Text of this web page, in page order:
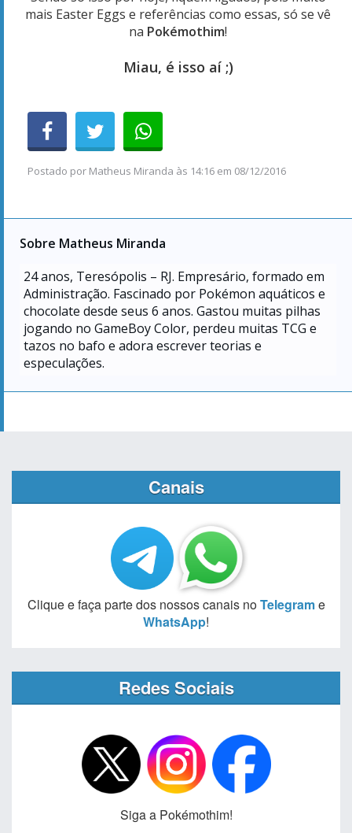
mais Easter Eggs e referências como essas, só se vê
na Pokémothim!
Miau, é isso aí ;)
Postado por Matheus Miranda às 14:16 em 08/12/2016
Sobre Matheus Miranda
24anos, Teresópolis – RJ. Empresário, formado em
Administração. Fascinado por Pokémon aquáticos e
chocolate desde seus 6 anos. Gastou muitas pilhas
jogando no GameBoy Color, perdeu muitas TCG e
tazos no bafo e adora escrever teorias e
especulações.
Canais
Clique e faça parte dos nossos canais noTelegrame
WhatsApp!
Redes Sociais
Siga a Pokémothim!